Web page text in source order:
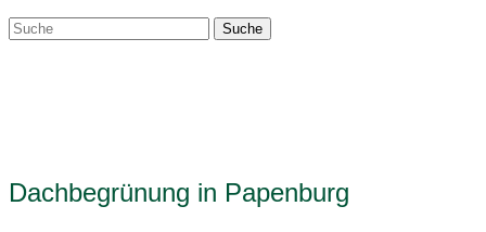
Dachbegrünung in Papenburg